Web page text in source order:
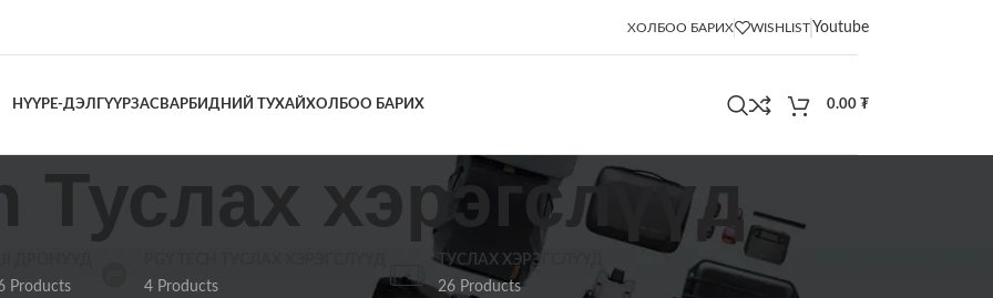
ХОЛБОО БАРИХ WISHLISTYoutube
НҮҮРЕ-ДЭЛГҮҮРЗАСВАРБИДНИЙ ТУХАЙХОЛБОО БАРИХ 0.00 ₮
Туслах хэрэгслүүд
Products
4 Products
ТУСЛАХ ХЭРЭГСЛҮҮД
26 Products